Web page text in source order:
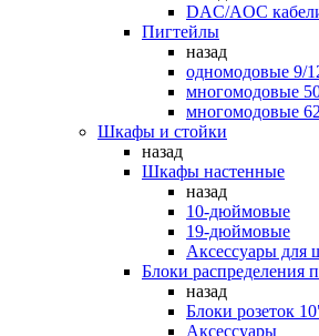
DAC/AOC
Пигтейлы
назад
одномодовые 9/
многомодовые
многомодовые
Шкафы и стойки
назад
Шкафы настенные
назад
10-дюймовые
19-дюймовые
Аксессуары для
Блоки распределения
назад
Блоки розеток
Аксессуары